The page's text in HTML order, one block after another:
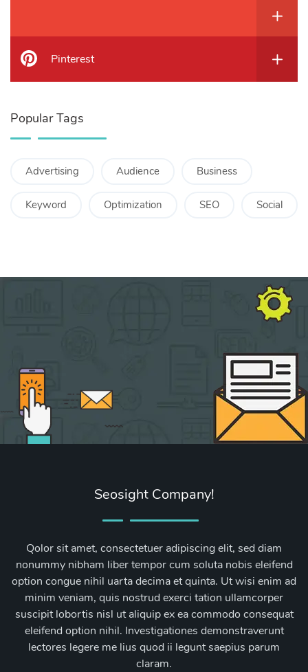
Pinterest
Popular Tags
Advertising Audience Business
Keyword Optimization SEO Social
Seosight Company!
Qolor sit amet, consectetuer adipiscing elit, sed diam
nonummy nibham liber tempor cum soluta nobis eleifend
option congue nihil uarta decima et quinta. Ut wisi enim ad
minim veniam, quis nostrud exerci tation ullamcorper
suscipit lobortis nisl ut aliquip ex ea commodo consequat
eleifend option nihil. Investigationes demonstraverunt
lectores legere me lius quod ii legunt saepius parum
claram.